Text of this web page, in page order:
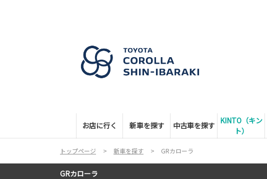
お店に行く 新車を探す 中古車を探す KINTO（キン
ト）
トップページ 新車を探す GRカローラ
GRカローラ